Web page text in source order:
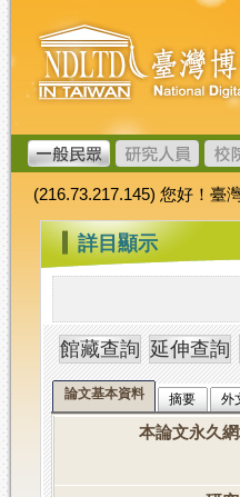
跳
到
主
要
內
容
臺
灣
博
碩
士
論
文
加
值
系
統
(216.73.217.145) 您好！臺
::: 詳目顯示
論文基本資料 摘要 外
本論文永久